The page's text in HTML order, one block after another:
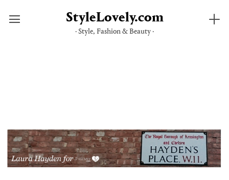
StyleLovely.com
· Style, Fashion & Beauty ·